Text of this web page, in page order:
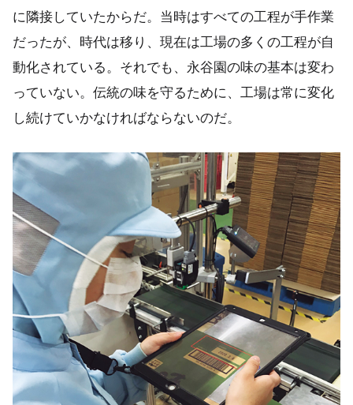
に隣接していたからだ。当時はすべての工程が手作業
だったが、時代は移り、現在は工場の多くの工程が自
動化されている。それでも、永谷園の味の基本は変わ
っていない。伝統の味を守るために、工場は常に変化
し続けていかなければならないのだ。